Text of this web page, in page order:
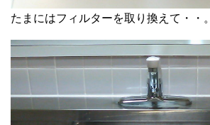
たまにはフィルターを取り換えて・・。